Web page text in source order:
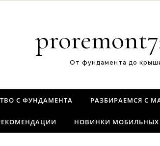
От фундамента до
С ФУНДАМЕНТА РАЗБИРАЕМСЯ С
НОВИНКИ МОБИЛЬНЫХ